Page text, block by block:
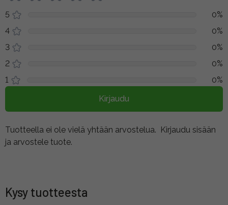
5
0%
4
0%
3
0%
2
0%
1
0%
Kirjaudu
Tuotteella ei ole vielä yhtään arvostelua. Kirjaudu sisään
ja arvostele tuote.
Kysy tuotteesta